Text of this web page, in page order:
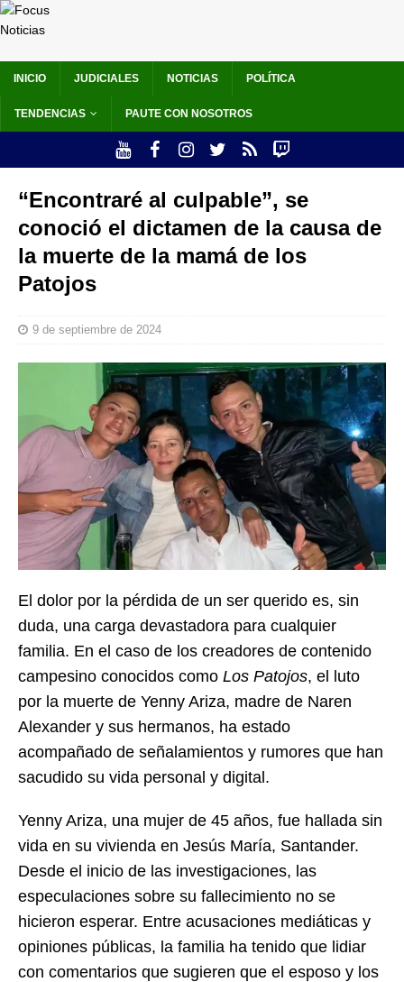
INICIO JUDICIALES NOTICIAS POLÍTICA
TENDENCIAS PAUTE CON NOSOTROS
“Encontraré al culpable”, se
conoció el dictamen de la causa de
la muerte de la mamá de los
Patojos
9 de septiembre de 2024
El dolor por la pérdida de un ser querido es, sin
duda, una carga devastadora para cualquier
familia. En el caso de los creadores de contenido
campesino conocidos como Los Patojos, el luto
por la muerte de Yenny Ariza, madre de Naren
Alexander y sus hermanos, ha estado
acompañado de señalamientos y rumores que han
sacudido su vida personal y digital.
Yenny Ariza, una mujer de 45 años, fue hallada sin
vida en su vivienda en Jesús María, Santander.
Desde el inicio de las investigaciones, las
especulaciones sobre su fallecimiento no se
hicieron esperar. Entre acusaciones mediáticas y
opiniones públicas, la familia ha tenido que lidiar
con comentarios que sugieren que el esposo y los